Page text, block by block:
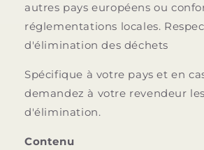
autres pays européens ou
réglementations locales.
d'élimination des déchets
Spécifique à votre pays et en
demandez à votre revendeur
d'élimination.
Contenu